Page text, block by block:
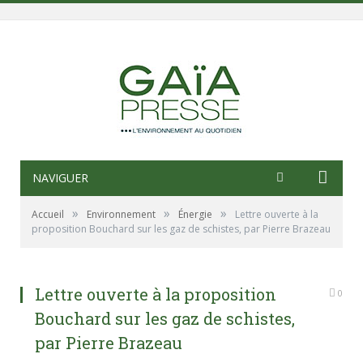
NAVIGUER
Accueil » Environnement » Énergie »
Lettre ouverte à la
proposition Bouchard sur les gaz de schistes, par Pierre Brazeau
Lettre ouverte à la proposition
Bouchard sur les gaz de schistes,
par Pierre Brazeau
0